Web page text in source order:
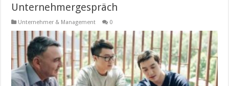
Unternehmergespräch
Unternehmer & Management 0